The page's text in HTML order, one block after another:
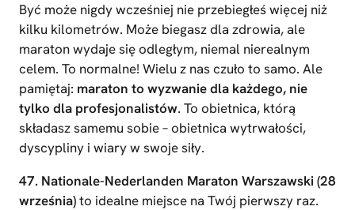
Być może nigdy wcześniej nie przebiegłeś więcej niż
kilku kilometrów. Może biegasz dla zdrowia, ale
maraton wydaje się odległym, niemal nierealnym
celem. To normalne! Wielu z nas czuło to samo. Ale
pamiętaj: maraton to wyzwanie dla każdego, nie
tylko dla profesjonalistów. To obietnica, którą
składasz samemu sobie – obietnica wytrwałości,
dyscypliny i wiary w swoje siły.
47. Nationale-Nederlanden Maraton Warszawski (28
września)to idealne miejsce na Twój pierwszy raz.